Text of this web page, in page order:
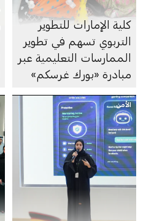
كلية الإمارات للتطوير
التربوي تسهم في تطوير
الممارسات التعليمية عبر
مبادرة «بورك غرسكم»
الأمن